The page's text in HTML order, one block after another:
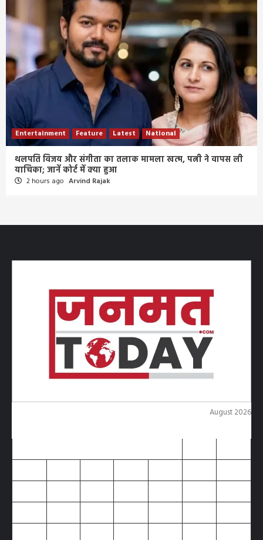
Entertainment Feature Latest National
थलपति विजय और संगीता का तलाक मामला खत्म, पत्नी ने वापस ली
याचिका; जानें कोर्ट में क्या हुआ
2 hours ago Arvind Rajak
August 2026